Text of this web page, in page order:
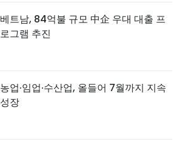
베트남, 84억불 규모 中企 우대 대출 프
로그램 추진
농업·임업·수산업, 올들어 7월까지 지속
성장